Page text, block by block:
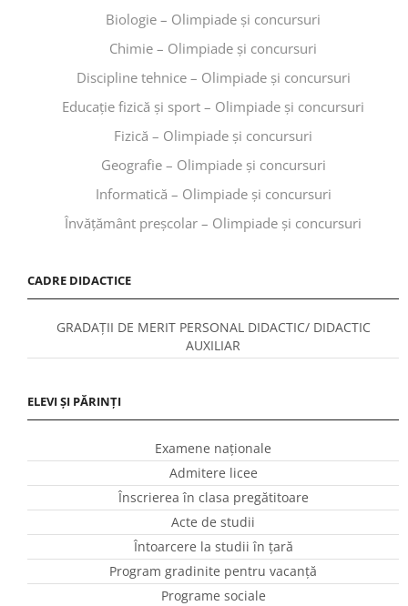
Biologie – Olimpiade și concursuri
Chimie – Olimpiade și concursuri
Discipline tehnice – Olimpiade și concursuri
Educaţie fizică şi sport – Olimpiade și concursuri
Fizică – Olimpiade și concursuri
Geografie – Olimpiade și concursuri
Informatică – Olimpiade și concursuri
Învăţământ preşcolar – Olimpiade și concursuri
CADRE DIDACTICE
GRADAȚII DE MERIT PERSONAL DIDACTIC/ DIDACTIC
AUXILIAR
ELEVI ȘI PĂRINȚI
Examene naționale
Admitere licee
Înscrierea în clasa pregătitoare
Acte de studii
Întoarcere la studii în ţară
Program gradinite pentru vacanţă
Programe sociale